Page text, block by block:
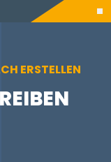
ERSTELLEN